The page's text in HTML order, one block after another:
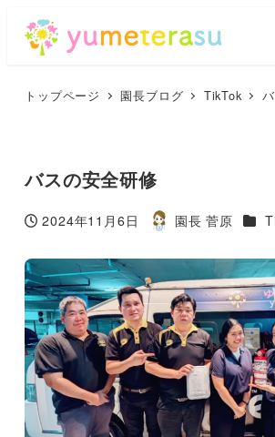
トップページ 園長ブログ TikTok
バスの安全研修
投稿日
2024年11月6日
著
園長 菅原 カテ